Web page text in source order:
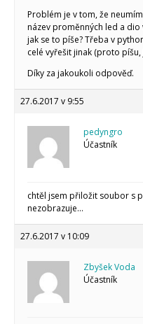
Problém je v tom, že
název proměnných led a
jak se to píše? Třeba v
celé vyřešit jinak (proto
Díky za jakoukoli odpověď.
27.6.2017 v 9:55
pedyngro
Účastník
chtěl jsem přiložit soubor s
nezobrazuje…
27.6.2017 v 10:09
Zbyšek Voda
Účastník